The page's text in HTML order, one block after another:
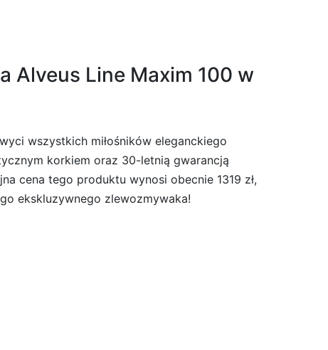
Alveus Line Maxim 100 w
wszystkich miłośników eleganckiego
korkiem oraz 30-letnią gwarancją
cena tego produktu wynosi obecnie 1319 zł,
ekskluzywnego zlewozmywaka!